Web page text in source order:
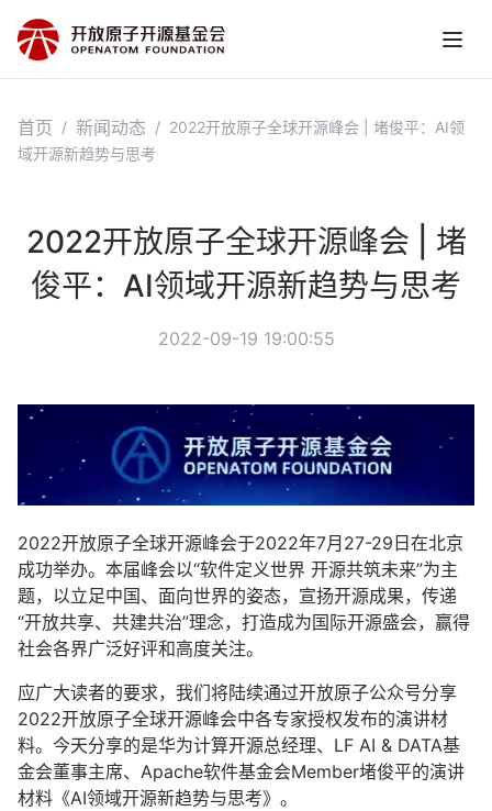
首页 / 新闻动态 / 2022开放原子全球开源峰会 | 堵俊平：AI领
域开源新趋势与思考
2022开放原子全球开源峰会 | 堵
俊平：AI领域开源新趋势与思考
2022-09-19 19:00:55
2022开放原子全球开源峰会于2022年7月27-29日在北京
成功举办。本届峰会以“软件定义世界 开源共筑未来”为主
题，以立足中国、面向世界的姿态，宣扬开源成果，传递
“开放共享、共建共治”理念，打造成为国际开源盛会，赢得
社会各界广泛好评和高度关注。
应广大读者的要求，我们将陆续通过开放原子公众号分享
2022开放原子全球开源峰会中各专家授权发布的演讲材
料。今天分享的是华为计算开源总经理、LF AI & DATA基
金会董事主席、Apache软件基金会Member堵俊平的演讲
材料《AI领域开源新趋势与思考》。